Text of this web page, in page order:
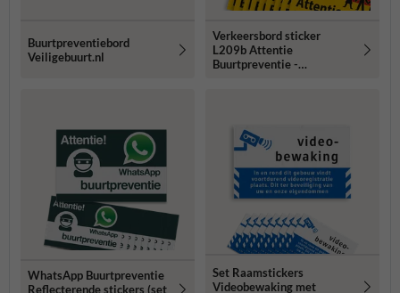
Buurtpreventiebord
Veiligebuurt.nl
Verkeersbord sticker
L209b Attentie
Buurtpreventie -
WhatsApp Buurtpreventie
Reflecterende stickers (set
Set Raamstickers
Videobewaking met